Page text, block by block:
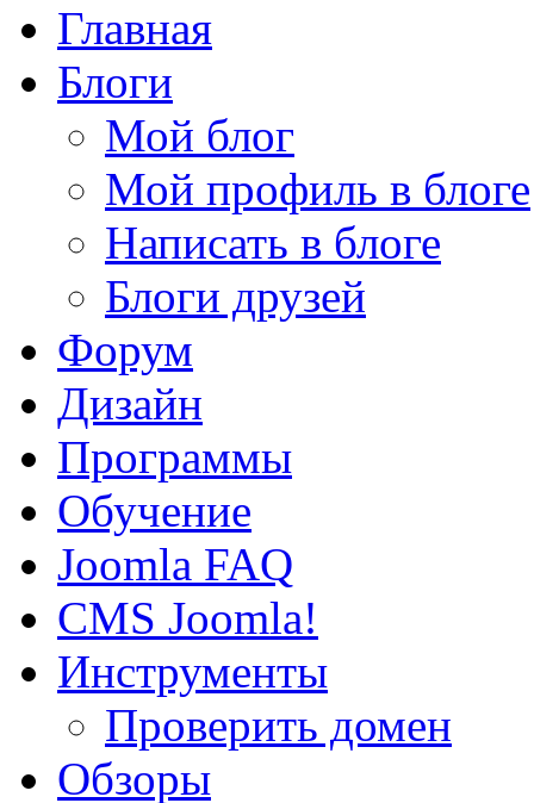
Главная
Блоги
Мой блог
Мой профиль в блоге
Написать в блоге
Блоги друзей
Форум
Дизайн
Программы
Обучение
Joomla FAQ
CMS Joomla!
Инструменты
Проверить домен
Обзоры